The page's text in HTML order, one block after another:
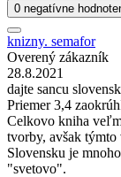
0 negatívne
knizny. semafor
Overený zákazník
28.8.2021
dajte sancu
Priemer 3,4
Celkovo kniha
tvorby, avšak týmto
Slovensku je
"svetovo".